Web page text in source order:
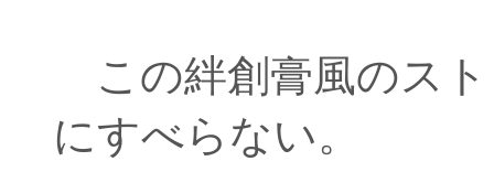
この絆創膏風のス
にすべらない。